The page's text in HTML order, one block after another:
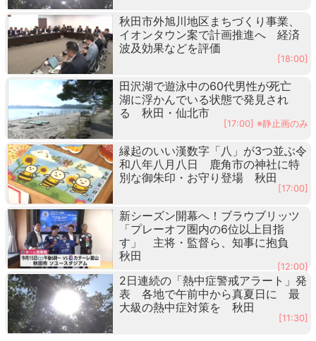
秋田市外旭川地区まちづくり事業、
イオンタウン案で計画推進へ 経済
波及効果などを評価
[18:00]
田沢湖で遊泳中の60代男性が死亡
湖に浮かんでいる状態で発見され
る 秋田・仙北市
[17:00] ※静止画のみ
縁起のいい漢数字「八」が3つ並ぶ令
和八年八月八日 鹿角市の神社に特
別な御朱印・お守り登場 秋田
[17:00]
新シーズン開幕へ！ブラウブリッツ
「プレーオフ圏内の6位以上目指
す」 主将・監督ら、知事に抱負
秋田
[12:00]
2日連続の「熱中症警戒アラート」発
表 各地で午前中から真夏日に 最
大級の熱中症対策を 秋田
[11:30]